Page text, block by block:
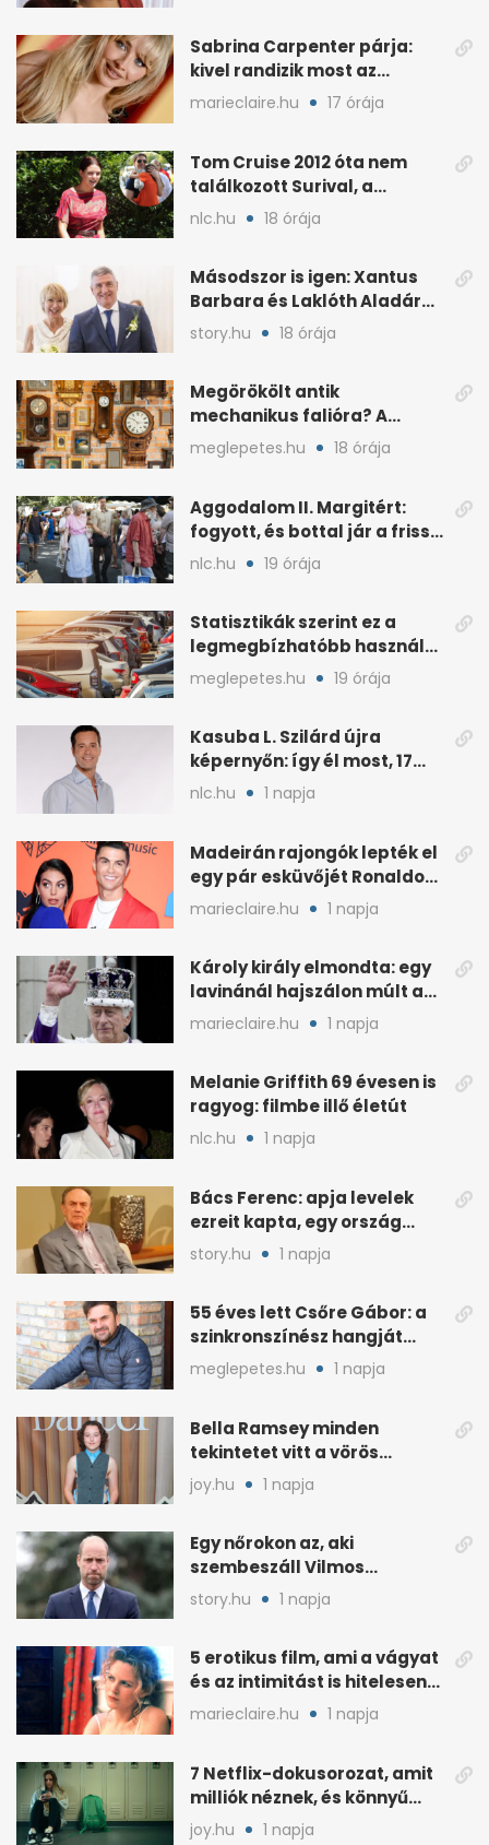
Sabrina Carpenter párja:
kivel randizik most az
énekesnő?
marieclaire.hu 17 órája
Tom Cruise 2012 óta nem
találkozott Surival, a
kapcsolat is megromlott
nlc.hu 18 órája
Másodszor is igen: Xantus
Barbara és Laklóth Aladár
templomi esküvője
story.hu 18 órája
Megörökölt antik
mechanikus falióra? A
padláson is komoly érték
lehet
meglepetes.hu 18 órája
Aggodalom II. Margitért:
fogyott, és bottal jár a friss
fotókon
nlc.hu 19 órája
Statisztikák szerint ez a
legmegbízhatóbb használt
autó 20 év felett is
meglepetes.hu 19 órája
Kasuba L. Szilárd újra
képernyőn: így él most, 17
éves a lánya
nlc.hu 1 napja
Madeirán rajongók lepték el
egy pár esküvőjét Ronaldo
miatt
marieclaire.hu 1 napja
Károly király elmondta: egy
lavinánál hajszálon múlt az
élete
marieclaire.hu 1 napja
Melanie Griffith 69 évesen is
ragyog: filmbe illő életút
nlc.hu 1 napja
Bács Ferenc: apja levelek
ezreit kapta, egy ország
rajongott érte
story.hu 1 napja
55 éves lett Csőre Gábor: a
szinkronszínész hangját
mindenki ismeri
meglepetes.hu 1 napja
Bella Ramsey minden
tekintetet vitt a vörös
szőnyegen, a kritikák
ellenére
joy.hu 1 napja
Egy nőrokon az, aki
szembeszáll Vilmos
herceggel, ha elszáll
story.hu 1 napja
5 erotikus film, ami a vágyat
és az intimitást is hitelesen
mutatja
marieclaire.hu 1 napja
7 Netflix-dokusorozat, amit
milliók néznek, és könnyű
rákattanni
joy.hu 1 napja